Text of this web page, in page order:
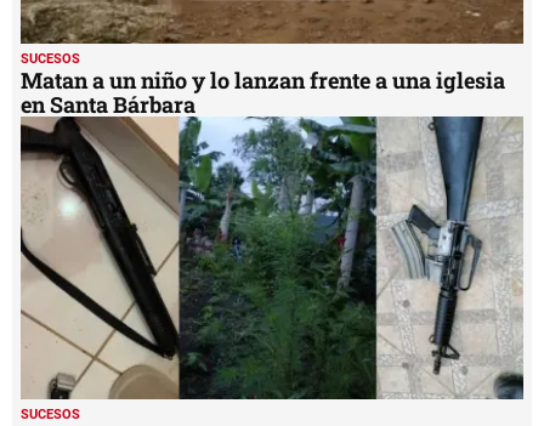
SUCESOS
Matan a un niño y lo lanzan frente a una iglesia
en Santa Bárbara
SUCESOS